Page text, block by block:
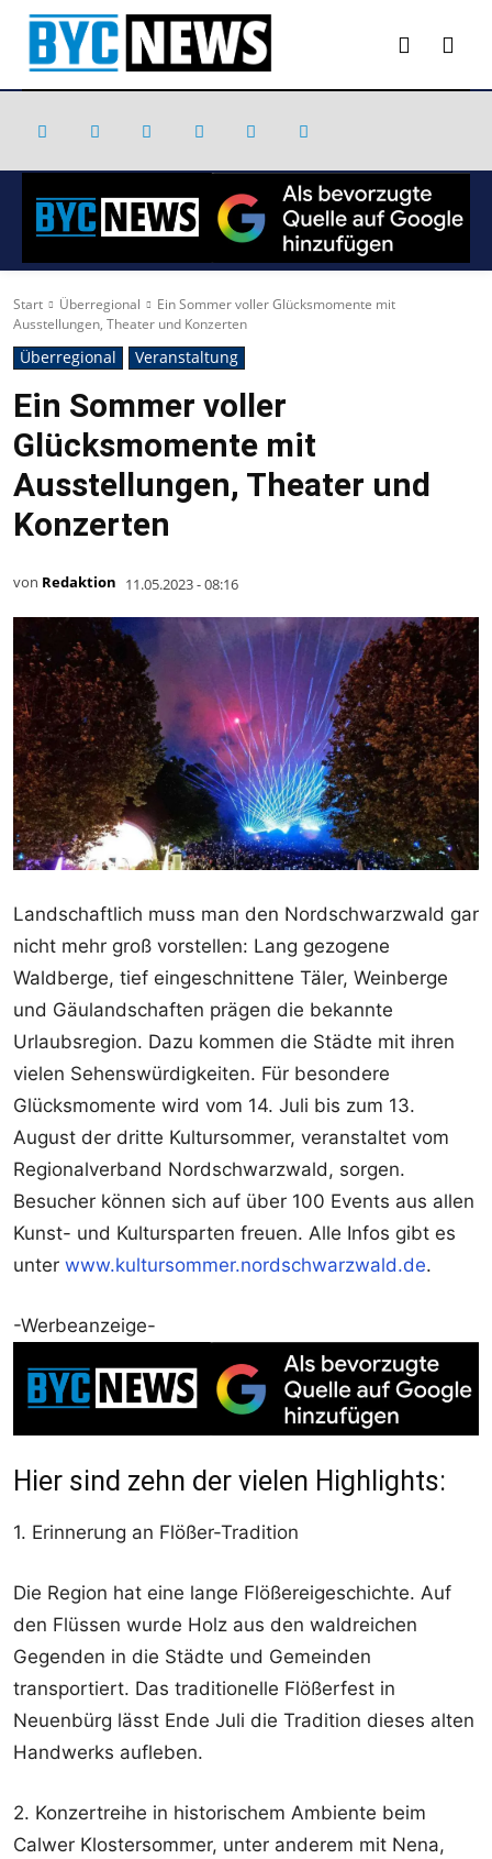
Start Überregional
Ein Sommer voller Glücksmomente mit
Ausstellungen, Theater und Konzerten
Überregional Veranstaltung
Ein Sommer voller
Glücksmomente mit
Ausstellungen, Theater und
Konzerten
von Redaktion 11.05.2023 - 08:16
Landschaftlich muss man den Nordschwarzwald gar
nicht mehr groß vorstellen: Lang gezogene
Waldberge, tief eingeschnittene Täler, Weinberge
und Gäulandschaften prägen die bekannte
Urlaubsregion. Dazu kommen die Städte mit ihren
vielen Sehenswürdigkeiten. Für besondere
Glücksmomente wird vom 14. Juli bis zum 13.
August der dritte Kultursommer, veranstaltet vom
Regionalverband Nordschwarzwald, sorgen.
Besucher können sich auf über 100 Events aus allen
Kunst- und Kultursparten freuen. Alle Infos gibt es
unter www.kultursommer.nordschwarzwald.de.
-Werbeanzeige-
Hier sind zehn der vielen Highlights:
1. Erinnerung an Flößer-Tradition
Die Region hat eine lange Flößereigeschichte. Auf
den Flüssen wurde Holz aus den waldreichen
Gegenden in die Städte und Gemeinden
transportiert. Das traditionelle Flößerfest in
Neuenbürg lässt Ende Juli die Tradition dieses alten
Handwerks aufleben.
2. Konzertreihe in historischem Ambiente beim
Calwer Klostersommer, unter anderem mit Nena,